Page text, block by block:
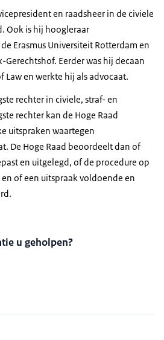
en raadsheer in de civiele
Ook is hij hoogleraar
Erasmus Universiteit Rotterdam en
Gerechtshof. Eerder was hij decaan
Lawen werkte hij als advocaat.
rechter in civiele, straf- en
rechter kan de Hoge Raad
uitspraken waartegen
De Hoge Raad beoordeelt dan of
en uitgelegd, of de procedure op
of een uitspraak voldoende en
u geholpen?